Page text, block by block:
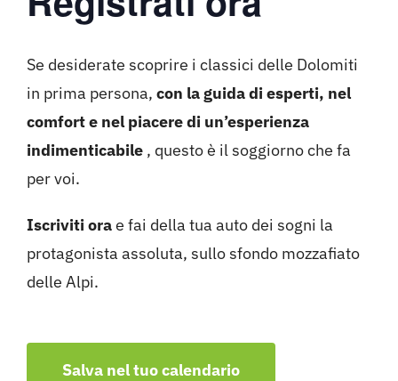
Se desiderate scoprire i classici delle Dolomiti
in prima persona, con la guida di esperti, nel
comfort e nel piacere di un’esperienza
indimenticabile , questo è il soggiorno che fa
per voi.
Iscriviti orae fai della tua auto dei sogni la
protagonista assoluta, sullo sfondo mozzafiato
delle Alpi.
Salva nel tuo calendario